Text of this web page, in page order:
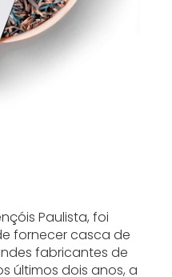
Paulista, foi
fornecer casca de
fabricantes de
últimos dois anos, a